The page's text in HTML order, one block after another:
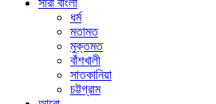
সারা বাংলা
ধর্ম
মতামত
মুক্তমত
বাঁশখালী
সাতকানিয়া
চট্টগ্রাম